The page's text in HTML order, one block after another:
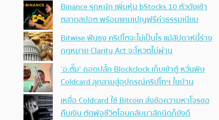
Binance รุกหนัก เพิ่มหุ้น bStocks 10 ตัวดังเข้า
ตลาดสปอต พร้อมแคมเปญฟรีค่าธรรมเนียม
Bitwise ฟันธง คริปโตจะไม่เป็นไร แม้สัปดาห์นี้ร่าง
กฎหมาย Clarity Act จะโหวตไม่ผ่าน
‘อ.ตั๊ม’ ถอดปลั้ก Blockclock เก็บเข้าตู้ หวั่นพิษ
Coldcard ลุกลามสู่อุปกรณ์คริปโทฯ ในบ้าน
เหยื่อ Coldcard ใช้ Bitcoin ส่งข้อความหาโจรขอ
คืนเงิน ตัดพ้อชีวิตโอนกลับมาสักนิดก็ยังดี